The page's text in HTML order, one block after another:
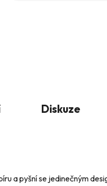
Diskuze
a pyšní se jedinečným